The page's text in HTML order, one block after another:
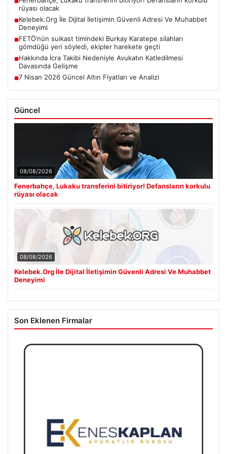
rüyası olacak
■Kelebek.Org İle Dijital İletişimin Güvenli Adresi Ve Muhabbet
Deneyimi
■FETÖ’nün suikast timindeki Burkay Karatepe silahları
gömdüğü yeri söyledi, ekipler harekete geçti
■Hakkında İcra Takibi Nedeniyle Avukatın Katledilmesi
Davasında Gelişme
■7 Nisan 2026 Güncel Altın Fiyatları ve Analizi
Güncel
08/08/2026
Fenerbahçe, Lukaku transferini bitiriyor! Defansların korkulu
rüyası olacak
08/08/2026
Kelebek.Org İle Dijital İletişimin Güvenli Adresi Ve Muhabbet
Deneyimi
Son Eklenen Firmalar